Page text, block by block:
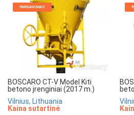
PARDAVIMAS
BOSCARO CT-V Model Kiti
betono įrenginiai (2017 m.)
Vilnius, Lithuania
Kaina sutartinė